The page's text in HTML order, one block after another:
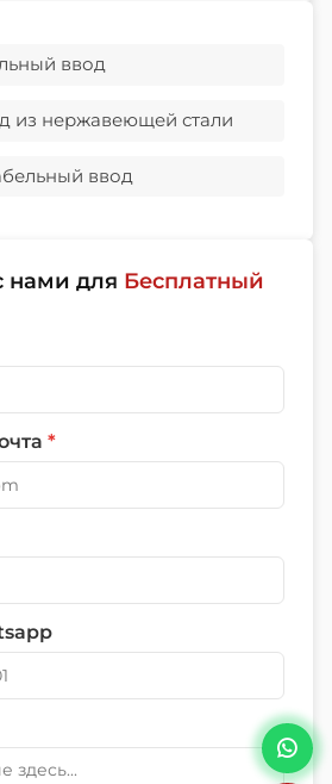
ввод
из нержавеющей стали
ввод
нами для Бесплатный
*